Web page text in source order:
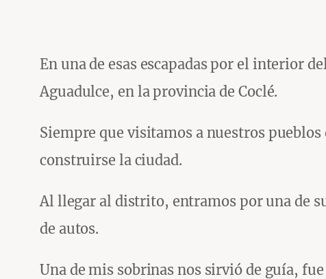
En una de esas escapadas por el interior
Aguadulce, en la provincia de Coclé.
Siempre que visitamos a nuestros
construirse la ciudad.
Al llegar al distrito, entramos por una de
de autos.
Una de mis sobrinas nos sirvió de guía,